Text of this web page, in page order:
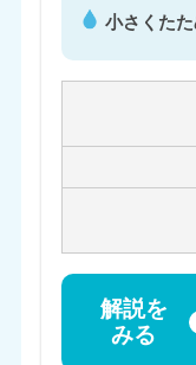
小さくた
解説を
みる